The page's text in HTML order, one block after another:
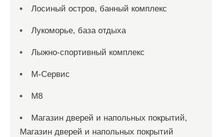
Лосиный остров, банный комплекс
Лукоморье, база отдыха
Лыжно-спортивный комплекс
М-Сервис
М8
Магазин дверей и напольных покрытий,
Магазин дверей и напольных покрытий